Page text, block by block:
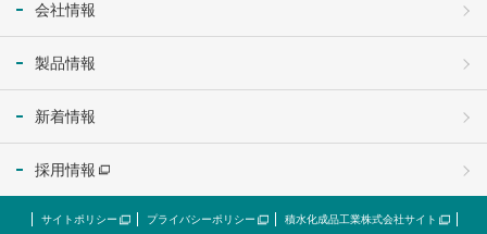
会社情報
製品情報
新着情報
採用情報
サイトポリシー プライバシーポリシー 積水化成品工業株式会社サイト